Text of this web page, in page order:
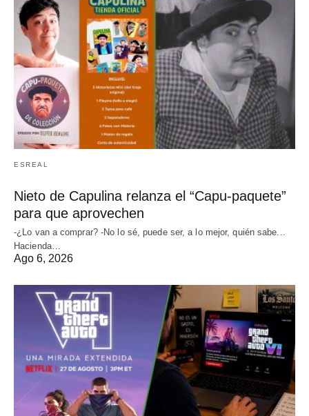
ESREAL
Nieto de Capulina relanza el “Capu-paquete”
para que aprovechen
-¿Lo van a comprar? -No lo sé, puede ser, a lo mejor, quién sabe...
Hacienda…
Ago 6, 2026